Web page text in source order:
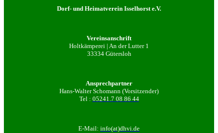
Dorf- und Heimatverein Isselhorst e.V.
Vereinsanschrift
Holtkämperei | An der Lutter 1
33334 Gütersloh
Ansprechpartner
Hans-Walter Schomann (Vorsitzender)
Tel : 05241.7 08 86 44
E-Mail: info(at)dhvi.de